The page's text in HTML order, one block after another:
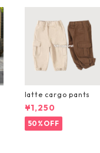
latte cargo pants
¥1,250
50%OFF